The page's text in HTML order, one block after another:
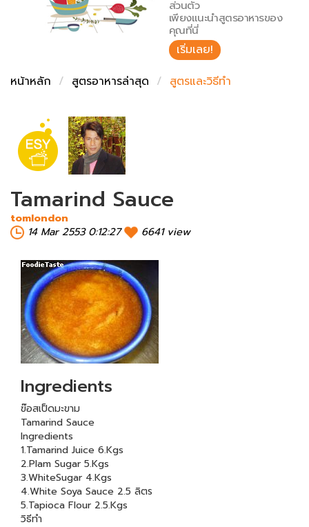
เปรียบเทียบน้ำหนักวัตถุดิบ
ส่วนตัว
เพียงแนะนำสูตรอาหารของ
คุณที่นี่
เริ่มเลย!
หน้าหลัก
สูตรอาหารล่าสุด สูตรและวิธีทำ
Tamarind Sauce
tomlondon
14 Mar 2553 0:12:27
6641 view
Ingredients
ฃ๊อสเป็ดมะขาม
Tamarind Sauce
Ingredients
1.Tamarind Juice 6.Kgs
2.Plam Sugar 5.Kgs
3.WhiteSugar 4.Kgs
4.White Soya Sauce 2.5 ลิตร
5.Tapioca Flour 2.5.Kgs
วิธีทำ